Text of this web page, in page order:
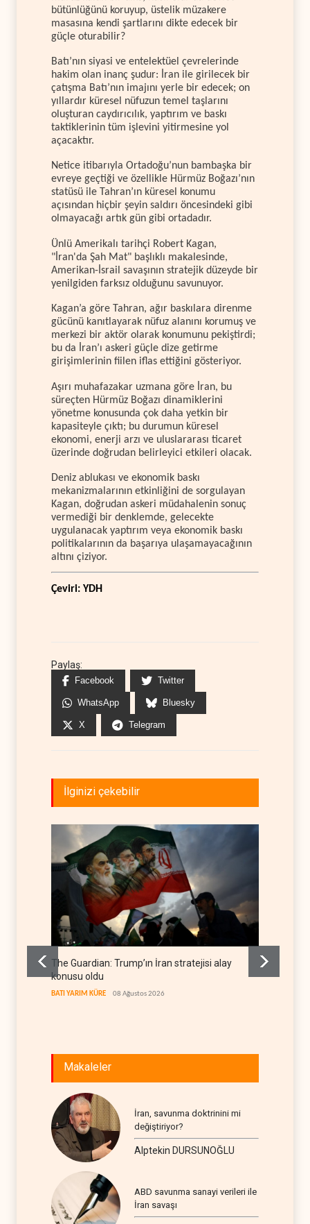
bütünlüğünü koruyup, üstelik müzakere
masasına kendi şartlarını dikte edecek bir
güçle oturabilir?
Batı’nın siyasi ve entelektüel çevrelerinde
hakim olan inanç şudur: İran ile girilecek bir
çatışma Batı’nın imajını yerle bir edecek; on
yıllardır küresel nüfuzun temel taşlarını
oluşturan caydırıcılık, yaptırım ve baskı
taktiklerinin tüm işlevini yitirmesine yol
açacaktır.
Netice itibarıyla Ortadoğu’nun bambaşka bir
evreye geçtiği ve özellikle Hürmüz Boğazı’nın
statüsü ile Tahran’ın küresel konumu
açısından hiçbir şeyin saldırı öncesindeki gibi
olmayacağı artık gün gibi ortadadır.
Ünlü Amerikalı tarihçi Robert Kagan,
"İran'da Şah Mat" başlıklı makalesinde,
Amerikan-İsrail savaşının stratejik düzeyde bir
yenilgiden farksız olduğunu savunuyor.
Kagan’a göre Tahran, ağır baskılara direnme
gücünü kanıtlayarak nüfuz alanını korumuş ve
merkezi bir aktör olarak konumunu pekiştirdi;
bu da İran’ı askeri güçle dize getirme
girişimlerinin fiilen iflas ettiğini gösteriyor.
Aşırı muhafazakar uzmana göre İran, bu
süreçten Hürmüz Boğazı dinamiklerini
yönetme konusunda çok daha yetkin bir
kapasiteyle çıktı; bu durumun küresel
ekonomi, enerji arzı ve uluslararası ticaret
üzerinde doğrudan belirleyici etkileri olacak.
Deniz ablukası ve ekonomik baskı
mekanizmalarının etkinliğini de sorgulayan
Kagan, doğrudan askeri müdahalenin sonuç
vermediği bir denklemde, gelecekte
uygulanacak yaptırım veya ekonomik baskı
politikalarının da başarıya ulaşamayacağının
altını çiziyor.
Çeviri: YDH
Paylaş:
Facebook Twitter
WhatsApp Bluesky
X Telegram
İlginizi çekebilir
The Guardian: Trump’ın İran stratejisi alay
konusu oldu
BATI YARIM KÜRE 08 Ağustos 2026
Makaleler
İran, savunma doktrinini mi
değiştiriyor?
Alptekin DURSUNOĞLU
ABD savunma sanayi verileri ile
İran savaşı